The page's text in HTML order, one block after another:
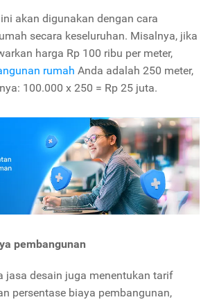
akan digunakan dengan cara
secara keseluruhan. Misalnya, jika
harga Rp 100 ribu per meter,
rumah Anda adalah 250 meter,
100.000 x 250 = Rp 25 juta.
pembangunan
jasa desain juga menentukan tarif
persentase biaya pembangunan,